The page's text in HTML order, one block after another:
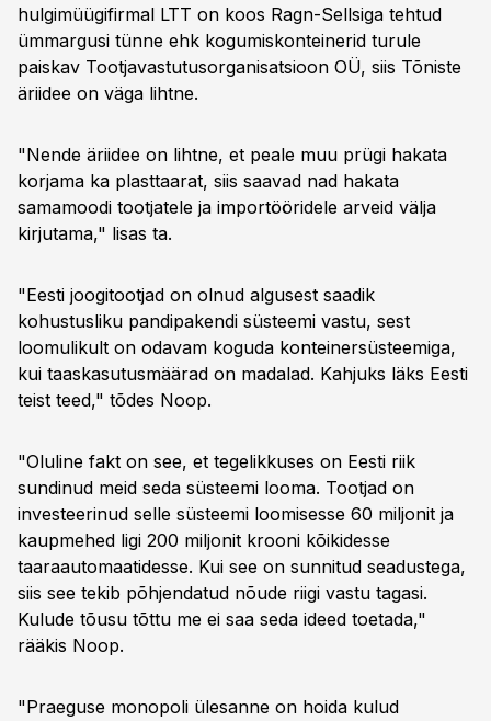
hulgimüügifirmal LTT on koos Ragn-Sellsiga tehtud
ümmargusi tünne ehk kogumiskonteinerid turule
paiskav Tootjavastutusorganisatsioon OÜ, siis Tõniste
äriidee on väga lihtne.
"Nende äriidee on lihtne, et peale muu prügi hakata
korjama ka plasttaarat, siis saavad nad hakata
samamoodi tootjatele ja importööridele arveid välja
kirjutama," lisas ta.
"Eesti joogitootjad on olnud algusest saadik
kohustusliku pandipakendi süsteemi vastu, sest
loomulikult on odavam koguda konteinersüsteemiga,
kui taaskasutusmäärad on madalad. Kahjuks läks Eesti
teist teed," tõdes Noop.
"Oluline fakt on see, et tegelikkuses on Eesti riik
sundinud meid seda süsteemi looma. Tootjad on
investeerinud selle süsteemi loomisesse 60 miljonit ja
kaupmehed ligi 200 miljonit krooni kõikidesse
taaraautomaatidesse. Kui see on sunnitud seadustega,
siis see tekib põhjendatud nõude riigi vastu tagasi.
Kulude tõusu tõttu me ei saa seda ideed toetada,"
rääkis Noop.
"Praeguse monopoli ülesanne on hoida kulud